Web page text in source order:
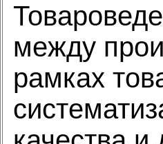
между
рамках